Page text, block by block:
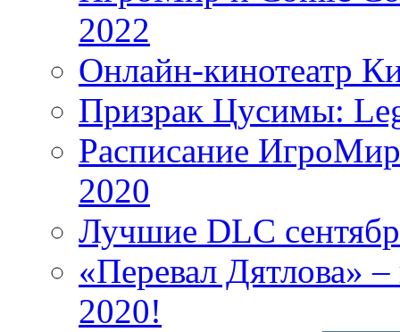
2022
Онлайн-кинотеатр
Призрак Цусимы:
Расписание
2020
Лучшие DLC
«Перевал Дятлова»
2020!